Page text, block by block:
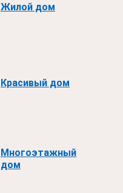
Жилой дом
Красивый дом
Многоэтажный
дом